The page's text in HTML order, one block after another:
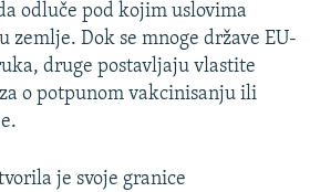
odluče pod kojim uslovima
zemlje. Dok se mnoge države EU-
druge postavljaju vlastite
o potpunom vakcinisanju ili
je svoje granice